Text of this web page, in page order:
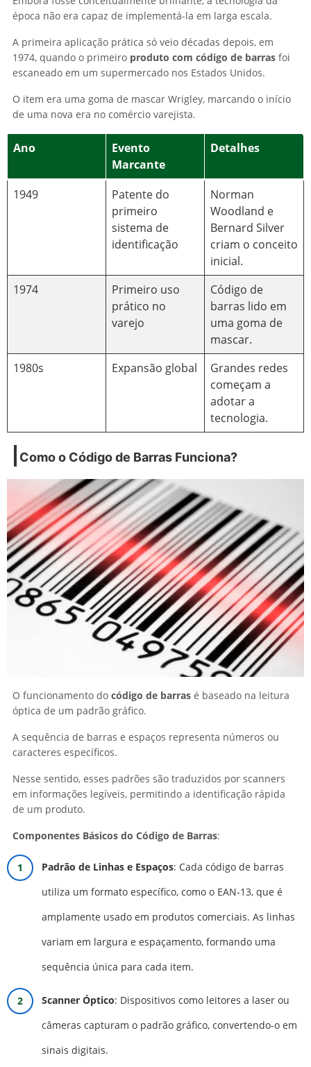
época não era capaz de implementá-la em larga escala.
A primeira aplicação prática só veio décadas depois, em
1974, quando o primeiro produto com código de barras foi
escaneado em um supermercado nos Estados Unidos.
O item era uma goma de mascar Wrigley, marcando o início
de uma nova era no comércio varejista.
Ano
Evento
Marcante
Detalhes
1949
Patente do
primeiro
sistema de
identificação
Norman
Woodland e
Bernard Silver
criam o conceito
inicial.
1974
Primeiro uso
prático no
varejo
Código de
barras lido em
uma goma de
mascar.
1980s
Expansão global
Grandes redes
começam a
adotar a
tecnologia.
Como o Código de Barras Funciona?
O funcionamento do código de barras é baseado na leitura
óptica de um padrão gráfico.
A sequência de barras e espaços representa números ou
caracteres específicos.
Nesse sentido, esses padrões são traduzidos por scanners
em informações legíveis, permitindo a identificação rápida
de um produto.
Componentes Básicos do Código de Barras:
Padrão de Linhas e Espaços: Cada código de barras
utiliza um formato específico, como o EAN-13, que é
amplamente usado em produtos comerciais. As linhas
variam em largura e espaçamento, formando uma
sequência única para cada item.
Scanner Óptico: Dispositivos como leitores a laser ou
câmeras capturam o padrão gráfico, convertendo-o em
sinais digitais.